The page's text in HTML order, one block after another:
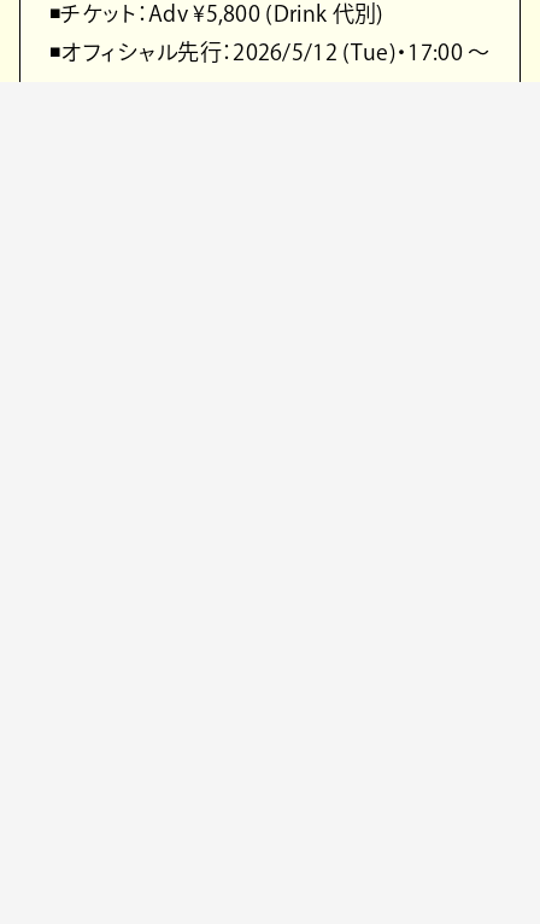
◾️チケット：Adv ¥5,800 (Drink 代別)
◾️オフィシャル先行：2026/5/12 (Tue)・17:00 〜